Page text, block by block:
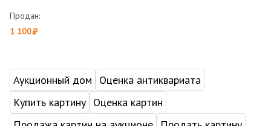
Продан:
1 100
Аукционный дом
Оценка антиквариата
Купить картину Оценка картин